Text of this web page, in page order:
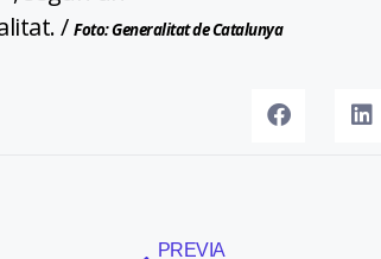
/ Foto: Generalitat de Catalunya
PREVIA